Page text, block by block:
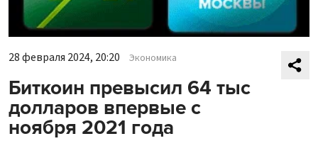
28 февраля 2024, 20:20 Экономика
Биткоин превысил 64 тыс
долларов впервые с
ноября 2021 года